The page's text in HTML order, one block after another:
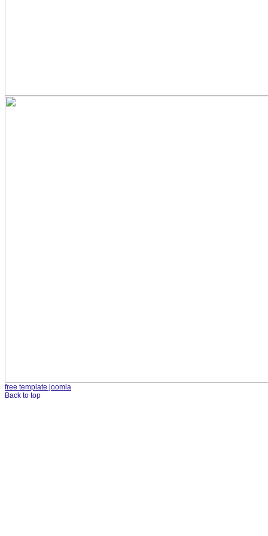
free template joomla
Back to top